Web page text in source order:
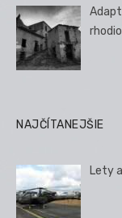
NAJČÍTANEJŠIE
Lety